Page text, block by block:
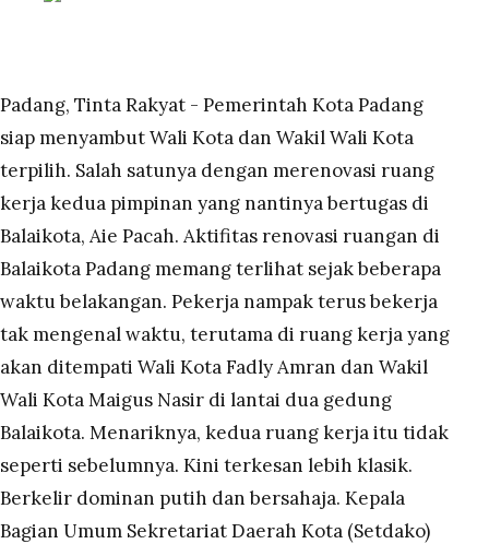
Padang, Tinta Rakyat - Pemerintah Kota Padang
siap menyambut Wali Kota dan Wakil Wali Kota
terpilih. Salah satunya dengan merenovasi ruang
kerja kedua pimpinan yang nantinya bertugas di
Balaikota, Aie Pacah. Aktifitas renovasi ruangan di
Balaikota Padang memang terlihat sejak beberapa
waktu belakangan. Pekerja nampak terus bekerja
tak mengenal waktu, terutama di ruang kerja yang
akan ditempati Wali Kota Fadly Amran dan Wakil
Wali Kota Maigus Nasir di lantai dua gedung
Balaikota. Menariknya, kedua ruang kerja itu tidak
seperti sebelumnya. Kini terkesan lebih klasik.
Berkelir dominan putih dan bersahaja. Kepala
Bagian Umum Sekretariat Daerah Kota (Setdako)